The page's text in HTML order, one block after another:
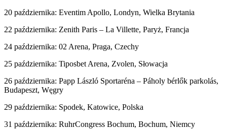
20 października: Eventim Apollo, Londyn, Wielka Brytania
22 października: Zenith Paris – La Villette, Paryż, Francja
24 października: 02 Arena, Praga, Czechy
25 października: Tiposbet Arena, Zvolen, Słowacja
26 października: Papp László Sportaréna – Páholy bérlők parkolás,
Budapeszt, Węgry
29 października: Spodek, Katowice, Polska
31 października: RuhrCongress Bochum, Bochum, Niemcy